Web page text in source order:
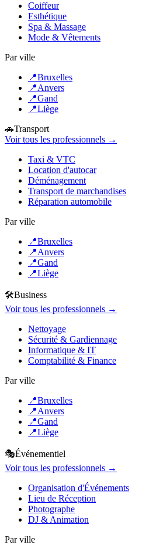
Coiffeur
Esthétique
Spa & Massage
Mode & Vêtements
Par ville
📍Bruxelles
📍Anvers
📍Gand
📍Liège
🚗Transport
Voir tous les professionnels →
Taxi & VTC
Location d'autocar
Déménagement
Transport de marchandises
Réparation automobile
Par ville
📍Bruxelles
📍Anvers
📍Gand
📍Liège
🛠️Business
Voir tous les professionnels →
Nettoyage
Sécurité & Gardiennage
Informatique & IT
Comptabilité & Finance
Par ville
📍Bruxelles
📍Anvers
📍Gand
📍Liège
🎭Événementiel
Voir tous les professionnels →
Organisation d'Événements
Lieu de Réception
Photographe
DJ & Animation
Par ville